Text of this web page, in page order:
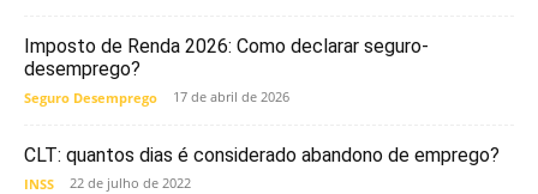
Imposto de Renda 2026: Como declarar seguro-
desemprego?
Seguro Desemprego 17 de abril de 2026
CLT: quantos dias é considerado abandono de emprego?
INSS 22 de julho de 2022